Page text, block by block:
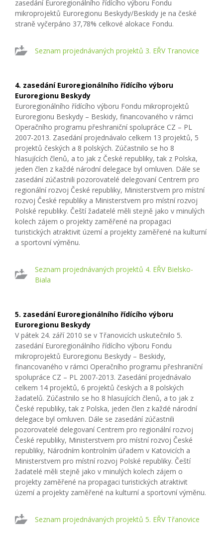
zasedání Euroregionálního řídícího výboru Fondu
mikroprojektů Euroregionu Beskydy/Beskidy je na české
straně vyčerpáno 37,78% celkové alokace Fondu.
Seznam projednávaných projektů 3. EŘV Tranovice
4. zasedání Euroregionálního řídícího výboru
Euroregionu Beskydy
Euroregionálního řídícího výboru Fondu mikroprojektů
Euroregionu Beskydy – Beskidy, financovaného v rámci
Operačního programu přeshraniční spolupráce CZ – PL
2007-2013. Zasedání projednávalo celkem 13 projektů, 5
projektů českých a 8 polských. Zúčastnilo se ho 8
hlasujících členů, a to jak z České republiky, tak z Polska,
jeden člen z každé národní delegace byl omluven. Dále se
zasedání zúčastnili pozorovatelé delegovaní Centrem pro
regionální rozvoj České republiky, Ministerstvem pro místní
rozvoj České republiky a Ministerstvem pro místní rozvoj
Polské republiky. Čeští žadatelé měli stejně jako v minulých
kolech zájem o projekty zaměřené na propagaci
turistických atraktivit území a projekty zaměřené na kulturní
a sportovní výměnu.
Seznam projednávaných projektů 4. EŘV Bielsko-
Biala
5. zasedání Euroregionálního řídícího výboru
Euroregionu Beskydy
V pátek 24. září 2010 se v Třanovicích uskutečnilo 5.
zasedání Euroregionálního řídícího výboru Fondu
mikroprojektů Euroregionu Beskydy – Beskidy,
financovaného v rámci Operačního programu přeshraniční
spolupráce CZ – PL 2007-2013. Zasedání projednávalo
celkem 14 projektů, 6 projektů českých a 8 polských
žadatelů. Zúčastnilo se ho 8 hlasujících členů, a to jak z
České republiky, tak z Polska, jeden člen z každé národní
delegace byl omluven. Dále se zasedání zúčastnili
pozorovatelé delegovaní Centrem pro regionální rozvoj
České republiky, Ministerstvem pro místní rozvoj České
republiky, Národním kontrolním úřadem v Katovicích a
Ministerstvem pro místní rozvoj Polské republiky. Čeští
žadatelé měli stejně jako v minulých kolech zájem o
projekty zaměřené na propagaci turistických atraktivit
území a projekty zaměřené na kulturní a sportovní výměnu.
Seznam projednávaných projektů 5. EŘV Třanovice